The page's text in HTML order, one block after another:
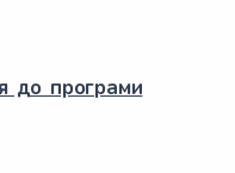
до програми